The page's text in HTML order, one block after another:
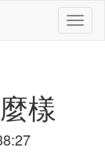
切
換
樣